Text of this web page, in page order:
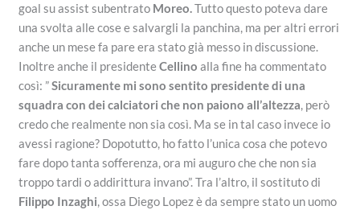
goal su assist subentrato Moreo.Tutto questo poteva dare
una svolta alle cose e salvargli la panchina, ma per altri errori
anche un mese fa pare era stato già messo in discussione.
Inoltre anche il presidenteCellinoalla fine ha commentato
così: ”Sicuramente mi sono sentito presidente di una
squadra con dei calciatori che non paiono all’altezza, però
credo che realmente non sia così. Ma se in tal caso invece io
avessi ragione? Dopotutto, ho fatto l’unica cosa che potevo
fare dopo tanta sofferenza, ora mi auguro che che non sia
troppo tardi o addirittura invano”. Tra l’altro, il sostituto di
Filippo Inzaghi, ossa Diego Lopez è da sempre stato un uomo